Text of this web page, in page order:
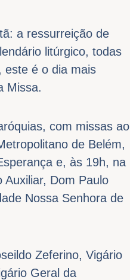
a ressurreição de
litúrgico, todas
este é o dia mais
Missa.
com missas ao
de Belém,
e, às 19h, na
Dom Paulo
Nossa Senhora de
Zeferino, Vigário
Geral da